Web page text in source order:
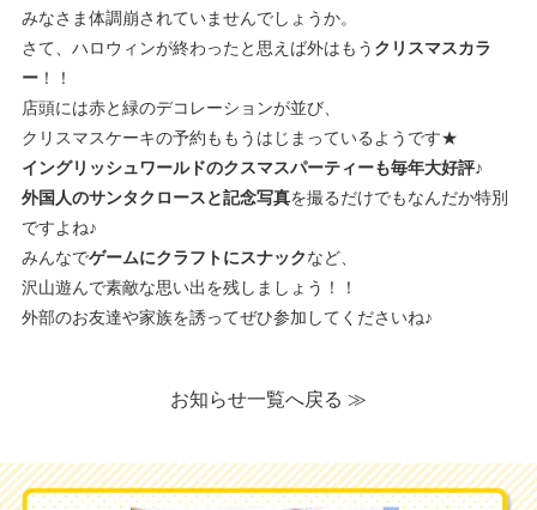
みなさま体調崩されていませんでしょうか。
さて、ハロウィンが終わったと思えば外はもう クリスマスカラ
ー！！
店頭には赤と緑のデコレーションが並び、
クリスマスケーキの予約ももうはじまっているようです★
イングリッシュワールドのクスマスパーティーも毎年大好評♪
外国人のサンタクロースと記念写真を撮るだけでもなんだか特別
ですよね♪
みんなでゲームにクラフトにスナックなど、
沢山遊んで素敵な思い出を残しましょう！！
外部のお友達や家族を誘ってぜひ参加してくださいね♪
お知らせ一覧へ戻る ≫